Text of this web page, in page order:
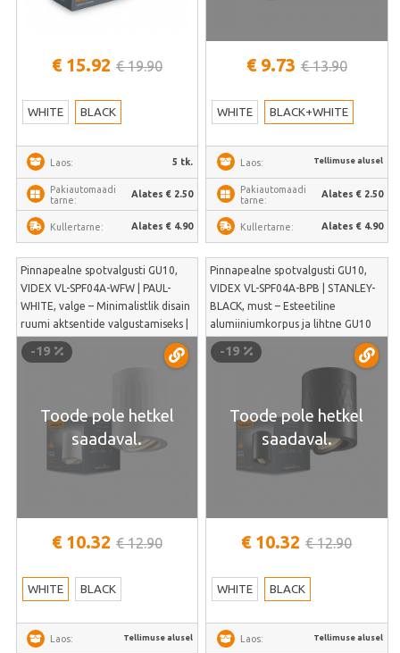
€ 15.92 € 19.90
WHITE BLACK
Laos: 5 tk.
Pakiautomaadi
tarne:
Alates € 2.50
Kullertarne: Alates € 4.90
€ 9.73 € 13.90
WHITE BLACK+WHITE
Laos: Tellimuse alusel
Pakiautomaadi
tarne:
Alates € 2.50
Kullertarne: Alates € 4.90
Pinnapealne spotvalgusti GU10,
VIDEX VL-SPF04A-WFW | PAUL-
WHITE, valge – Minimalistlik disain
ruumi aktsentide valgustamiseks |
VL-SPF04A-WFW
-19
Toode pole hetkel
saadaval.
€ 10.32 € 12.90
WHITE BLACK
Laos: Tellimuse alusel
Pinnapealne spotvalgusti GU10,
VIDEX VL-SPF04A-BPB | STANLEY-
BLACK, must – Esteetiline
alumiiniumkorpus ja lihtne GU10
pirni vahetus | VL-SPF04A-BPB
-19
Toode pole hetkel
saadaval.
€ 10.32 € 12.90
WHITE BLACK
Laos: Tellimuse alusel